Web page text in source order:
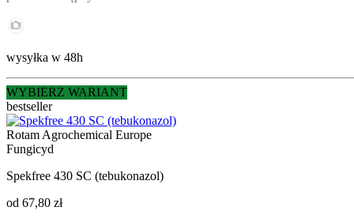
wysyłka w 48h
WYBIERZ WARIANT
bestseller
Rotam Agrochemical Europe
Fungicyd
Spekfree 430 SC (tebukonazol)
od 67,80 zł